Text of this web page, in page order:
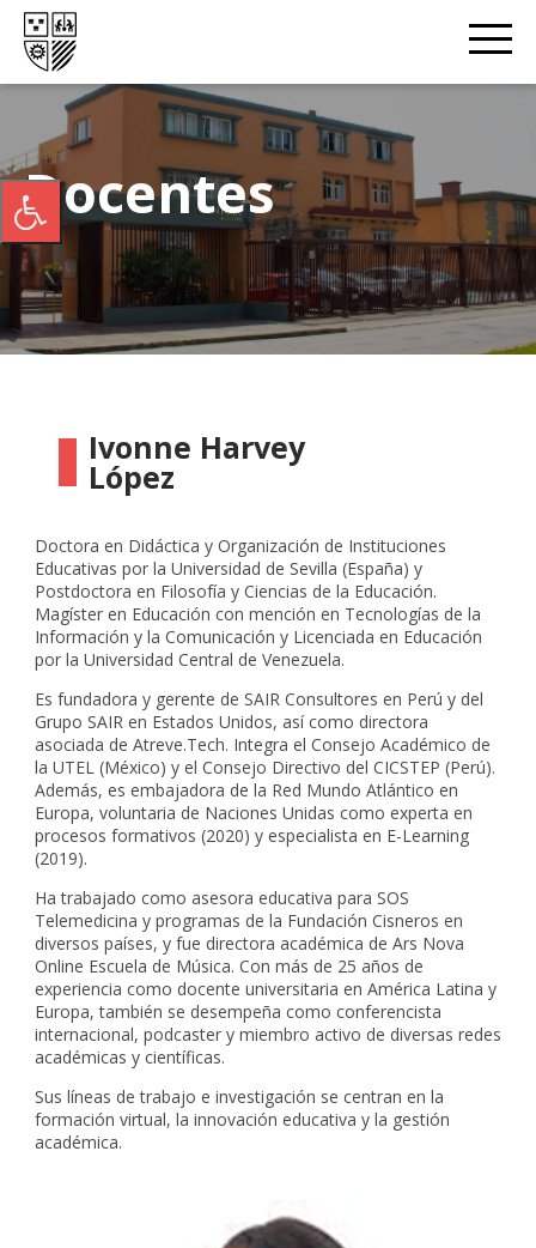
Docentes
Ivonne Harvey
López
Doctora en Didáctica y Organización de Instituciones
Educativas por la Universidad de Sevilla (España) y
Postdoctora en Filosofía y Ciencias de la Educación.
Magíster en Educación con mención en Tecnologías de la
Información y la Comunicación y Licenciada en Educación
por la Universidad Central de Venezuela.
Es fundadora y gerente de SAIR Consultores en Perú y del
Grupo SAIR en Estados Unidos, así como directora
asociada de Atreve.Tech. Integra el Consejo Académico de
la UTEL (México) y el Consejo Directivo del CICSTEP (Perú).
Además, es embajadora de la Red Mundo Atlántico en
Europa, voluntaria de Naciones Unidas como experta en
procesos formativos (2020) y especialista en E-Learning
(2019).
Ha trabajado como asesora educativa para SOS
Telemedicina y programas de la Fundación Cisneros en
diversos países, y fue directora académica de Ars Nova
Online Escuela de Música. Con más de 25 años de
experiencia como docente universitaria en América Latina y
Europa, también se desempeña como conferencista
internacional, podcaster y miembro activo de diversas redes
académicas y científicas.
Sus líneas de trabajo e investigación se centran en la
formación virtual, la innovación educativa y la gestión
académica.